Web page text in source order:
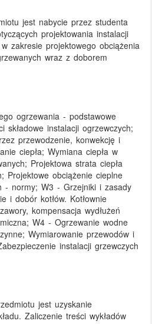
jest nabycie przez studenta
projektowania instalacji
zakresie projektowego obciążenia
wraz z doborem
ogrzewania - podstawowe
składowe instalacji ogrzewczych;
przewodzenie, konwekcję i
ciepła; Wymiana ciepła w
Projektowa strata ciepła
Projektowe obciążenie cieplne
- normy; W3 - Grzejniki i zasady
i dobór kotłów. Kotłownie
kompensacja wydłużeń
W4 - Ogrzewanie wodne
Wymiarowanie przewodów i
instalacji grzewczych
jest uzyskanie
Zaliczenie treści wykładów